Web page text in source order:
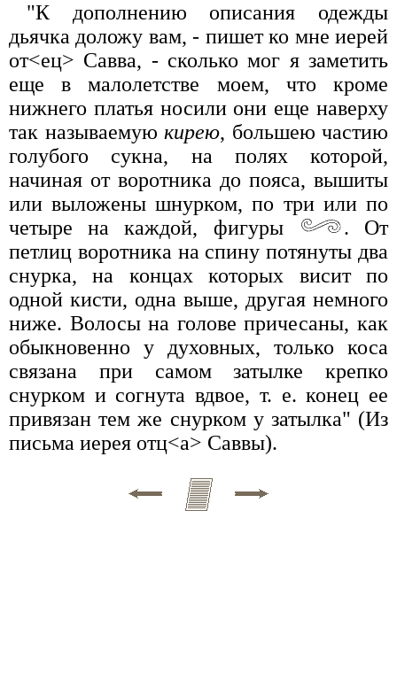
"К дополнению описания одежды
дьячка доложу вам, - пишет ко мне иерей
от<ец> Савва, - сколько мог я заметить
еще в малолетстве моем, что кроме
нижнего платья носили они еще наверху
так называемую кирею, большею частию
голубого сукна, на полях которой,
начиная от воротника до пояса, вышиты
или выложены шнурком, по три или по
четыре на каждой, фигуры
. От
петлиц воротника на спину потянуты два
снурка, на концах которых висит по
одной кисти, одна выше, другая немного
ниже. Волосы на голове причесаны, как
обыкновенно у духовных, только коса
связана при самом затылке крепко
снурком и согнута вдвое, т. е. конец ее
привязан тем же снурком у затылка" (Из
письма иерея отц<а> Саввы).